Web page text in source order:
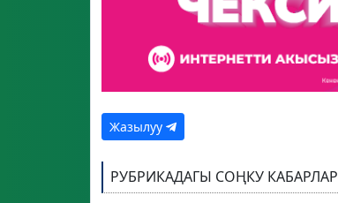
Жазылуу
РУБРИКАДАГЫ СОҢКУ КАБАРЛАР